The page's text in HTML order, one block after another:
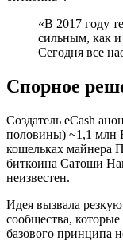
«В 2017 году
сильным, как
Сегодня все
Спорное
Создатель eCash
половины) ~1,1 млн
кошельках майнера
биткоина Сатоши
неизвестен.
Идея вызвала
сообщества,
базового принципа